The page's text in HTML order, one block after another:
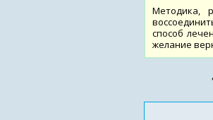
Методика,
способ
желание